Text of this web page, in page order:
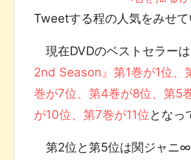
Tweetする程の人気をみせて
現在DVDのベストセラーは
2nd Season』第1巻が1位、
巻が7位、第4巻が8位、第5
が10位、第7巻が11位 となっ
第2位と第5位は関ジャニ